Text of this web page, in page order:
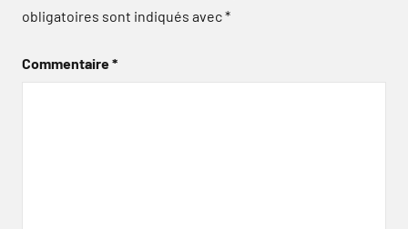
obligatoires sont indiqués avec*
Commentaire*